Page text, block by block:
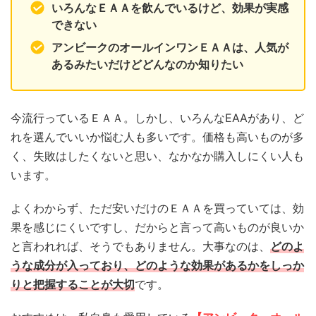
いろんなＥＡＡを飲んでいるけど、効果が実感
できない
アンビークのオールインワンＥＡＡは、人気が
あるみたいだけどどんなのか知りたい
今流行っているＥＡＡ。しかし、いろんなEAAがあり、ど
れを選んでいいか悩む人も多いです。価格も高いものが多
く、失敗はしたくないと思い、なかなか購入しにくい人も
います。
よくわからず、ただ安いだけのＥＡＡを買っていては、効
果を感じにくいですし、だからと言って高いものが良いか
と言われれば、そうでもありません。大事なのは、 どのよ
うな成分が入っており、どのような効果があるかをしっか
りと把握することが大切です。